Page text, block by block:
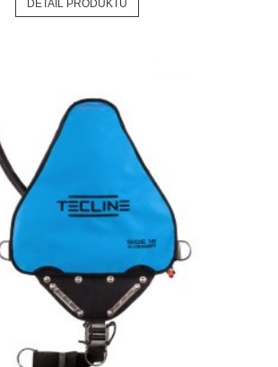
DETAIL PRODUKTU